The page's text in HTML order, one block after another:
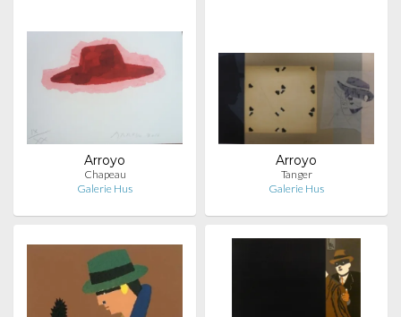
Arroyo
Chapeau
Galerie Hus
Arroyo
Tanger
Galerie Hus